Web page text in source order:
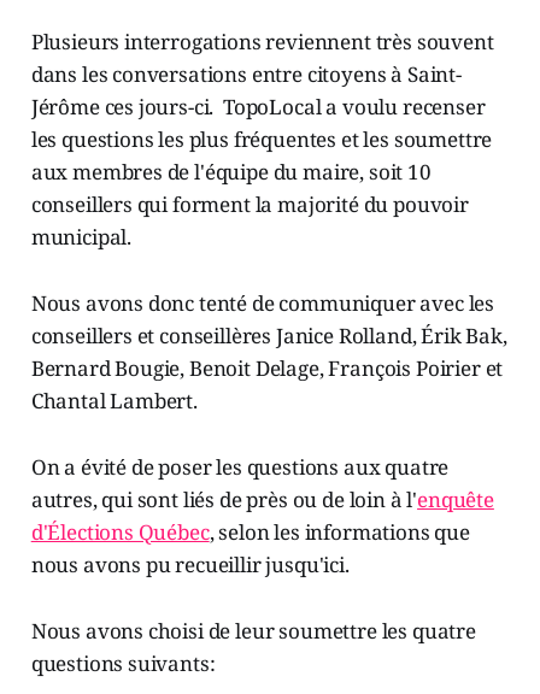
Plusieurs interrogations reviennent très souvent
dans les conversations entre citoyens à Saint-
Jérôme ces jours-ci. TopoLocal a voulu recenser
les questions les plus fréquentes et les soumettre
aux membres de l'équipe du maire, soit 10
conseillers qui forment la majorité du pouvoir
municipal.
Nous avons donc tenté de communiquer avec les
conseillers et conseillères Janice Rolland, Érik Bak,
Bernard Bougie, Benoit Delage, François Poirier et
Chantal Lambert.
On a évité de poser les questions aux quatre
autres, qui sont liés de près ou de loin à l'enquête
d'Élections Québec, selon les informations que
nous avons pu recueillir jusqu'ici.
Nous avons choisi de leur soumettre les quatre
questions suivants: